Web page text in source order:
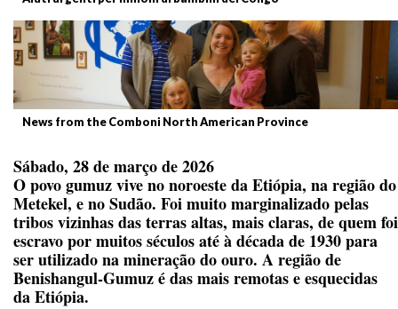
News from the Comboni North American Province
Sábado, 28 de março de 2026
O povo gumuz vive no noroeste da Etiópia, na região do
Metekel, e no Sudão. Foi muito marginalizado pelas
tribos vizinhas das terras altas, mais claras, de quem foi
escravo por muitos séculos até à década de 1930 para
ser utilizado na mineração do ouro. A região de
Benishangul-Gumuz é das mais remotas e esquecidas
da Etiópia.